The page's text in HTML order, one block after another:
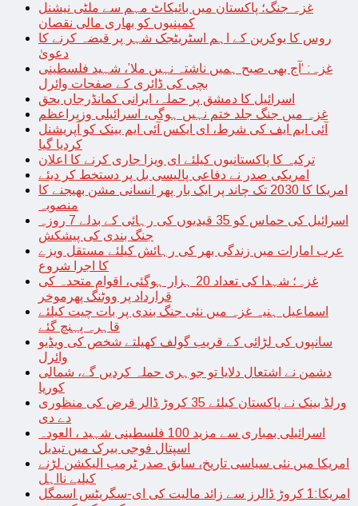
غزہ جنگ؛ پاکستان میں بائیکاٹ مہم سے ملٹی نیشنل
کمپنیوں کو بھاری مالی نقصان
روس کا یوکرین کے اہم اسٹریٹجک شہر پر قبضہ کرنے کا
دعویٰ
غزہ: ‘آج بھی صبح ہمیں ناشتہ نہیں ملا’، شہید فلسطینی
بچی کی ڈائری کے صفحات وائرل
اسرائیل کا دمشق پر حملہ، ایرانی کمانڈرجاں بحق
غزہ میں جنگ جلد ختم نہیں ہوگی، اسرائیلی وزیراعظم
آئی ایم ایف کی شرط، ای ایکس آئی ایم بینک کو آپریشنل
کردیا گیا
ترکیہ کا پاکستانیوں کیلئے ای ویزا جاری کرنے کا اعلان
امریکی صدر نے دفاعی پالیسی بل پر دستخط کر دیئے
امریکا کا 2030 تک چاند پر ایک بار پھر انسانی مشن بھیجنے کا
منصوبہ
اسرائیل کی حماس کو 35 قیدیوں کی رہائی کے بدلے 7 روزہ
جنگ بندی کی پیشکش
عرب امارات میں زندگی بھر کی رہائش کیلئے مستقل ویزے
کا اجرا شروع
غزہ؛ شہدا کی تعداد 20 ہزار ہوگئی، اقوام متحدہ کی
قرارداد پر ووٹنگ پھرموخر
اسماعیل ہنیہ غزہ میں نئی جنگ بندی پر بات چیت کیلئے
قاہرہ پہنچ گئے
سانپوں کی لڑائی کے قریب گولف کھیلتے شخص کی ویڈیو
وائرل
دشمن نے اشتعال دلایا تو جوہری حملہ کردیں گے، شمالی
کوریا
ورلڈ بینک نے پاکستان کیلئے 35 کروڑ ڈالر قرض کی منظوری
دے دی
اسرائیلی بمباری سے مزید 100 فلسطینی شہید ، العودہ
اسپتال فوجی بیرک میں تبدیل
امریکا میں نئی سیاسی تاریخ، سابق صدر ٹرمپ الیکشن لڑنے
کیلیے نااہل
امریکا:1 کروڑ ڈالرز سے زائد مالیت کی ای-سگریٹس اسمگل